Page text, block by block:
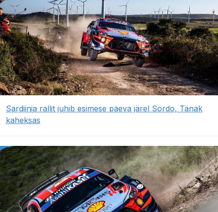
Sardiinia rallit juhib esimese päeva järel Sordo, Tänak
kaheksas